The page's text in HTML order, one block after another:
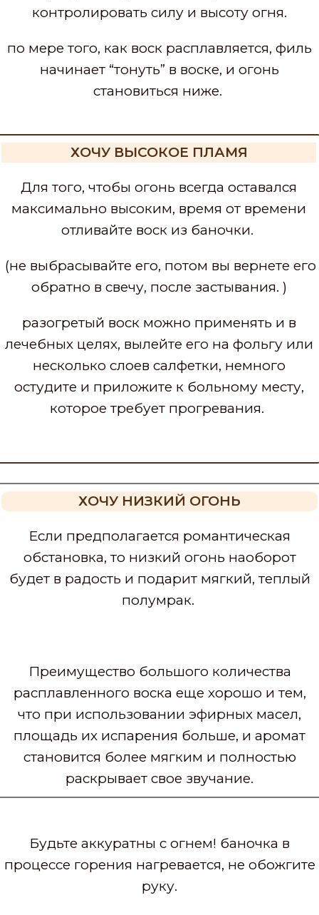
контролировать силу и высоту огня.
по мере того, как воск расплавляется, филь
начинает “тонуть” в воске, и огонь
становиться ниже.
ХОЧУ ВЫСОКОЕ ПЛАМЯ
Для того, чтобы огонь всегда оставался
максимально высоким, время от времени
отливайте воск из баночки.
(не выбрасывайте его, потом вы вернете его
обратно в свечу, после застывания. )
разогретый воск можно применять и в
лечебных целях, вылейте его на фольгу или
несколько слоев салфетки, немного
остудите и приложите к больному месту,
которое требует прогревания.
ХОЧУ НИЗКИЙ ОГОНЬ
Если предполагается романтическая
обстановка, то низкий огонь наоборот
будет в радость и подарит мягкий, теплый
полумрак.
Преимущество большого количества
расплавленного воска еще хорошо и тем,
что при использовании эфирных масел,
площадь их испарения больше, и аромат
становится более мягким и полностью
раскрывает свое звучание.
Будьте аккуратны с огнем! баночка в
процессе горения нагревается, не обожгите
руку.